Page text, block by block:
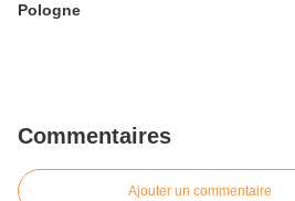
Pologne
Commentaires
Ajouter un commentaire